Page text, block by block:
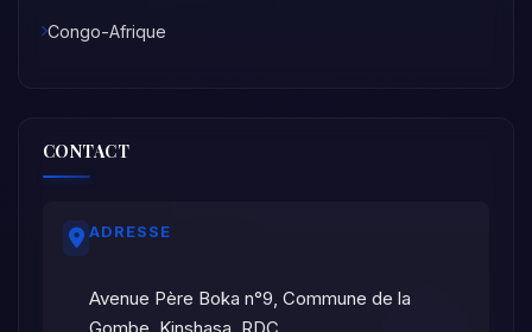
Congo-Afrique
CONTACT
ADRESSE
Avenue Père Boka n°9, Commune de la